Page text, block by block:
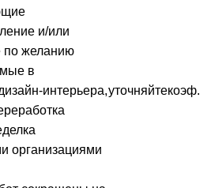
и/или
по желанию
в
интерьера,
организациями
уточняйтекоэф.